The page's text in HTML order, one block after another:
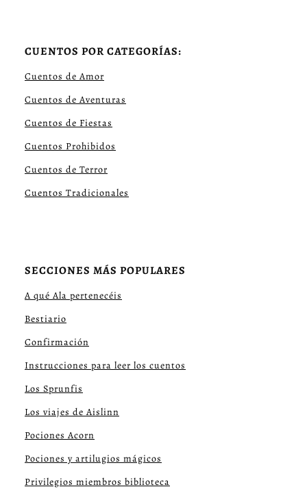
CUENTOS POR CATEGORÍAS:
Cuentos de Amor
Cuentos de Aventuras
Cuentos de Fiestas
Cuentos Prohibidos
Cuentos de Terror
Cuentos Tradicionales
SECCIONES MÁS POPULARES
A qué Ala pertenecéis
Bestiario
Confirmación
Instrucciones para leer los cuentos
Los Sprunfis
Los viajes de Aislinn
Pociones Acorn
Pociones y artilugios mágicos
Privilegios miembros biblioteca